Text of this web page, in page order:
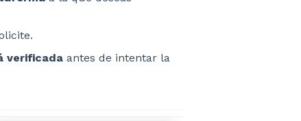
verificadaantes de intentar la